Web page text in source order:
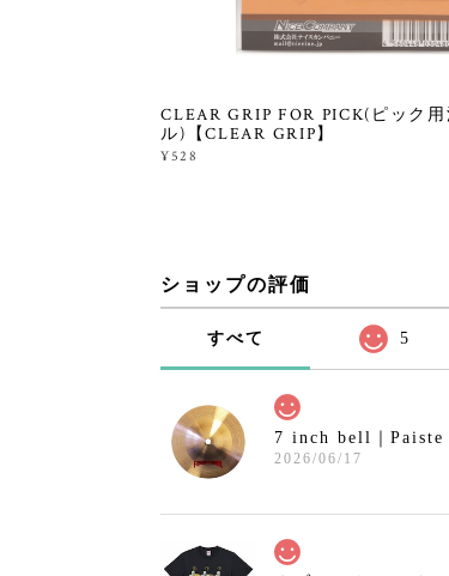
CLEAR GRIP FOR PICK(ピック
ル)【CLEAR GRIP】
¥528
ショップの評価
すべて 5
7 inch bell｜Paiste
2026/06/17